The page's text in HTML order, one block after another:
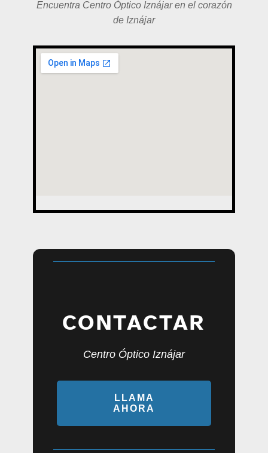
Encuentra Centro Óptico Iznájar en el corazón
de Iznájar
CONTACTAR
Centro Óptico Iznájar
LLAMA
AHORA